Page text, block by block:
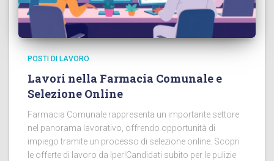
POSTI DI LAVORO
Lavori nella Farmacia Comunale e
Selezione Online
Farmacia Comunale rappresenta un importante settore
nel panorama lavorativo, offrendo opportunità di
impiego tramite un processo di selezione online. Scopri
le offerte di lavoro da Iper!Candidati subito per le pulizie